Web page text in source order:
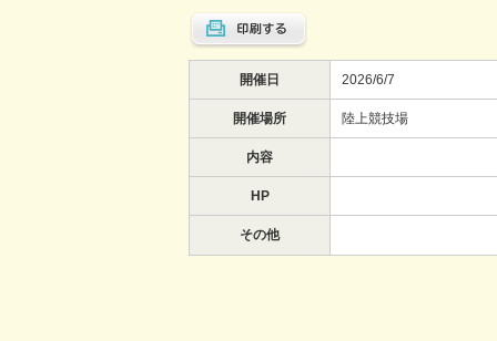
開催日 2026/6/7
開催場所 陸上競技場
内容
HP
その他